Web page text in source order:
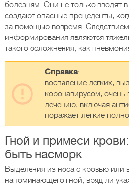
болезням. Они не только вводят
создают опасные прецеденты,
за помощью вовремя.
информирования являются
такого осложнения, как
Справка:
воспаление легких,
коронавирусом, очень
лечению, включая
поражает легкие
Гной и примеси
быть насморк
Выделения из носа с кровью или
напоминающего гной, вряд ли